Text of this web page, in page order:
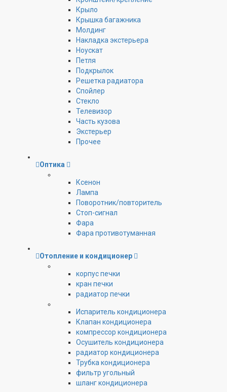
Крыло
Крышка багажника
Молдинг
Накладка экстерьера
Ноускат
Петля
Подкрылок
Решетка радиатора
Спойлер
Стекло
Телевизор
Часть кузова
Экстерьер
Прочее
Оптика
Ксенон
Лампа
Поворотник/повторитель
Стоп-сигнал
Фара
Фара противотуманная
Отопление и кондиционер
корпус печки
кран печки
радиатор печки
Испаритель кондиционера
Клапан кондиционера
компрессор кондиционера
Осушитель кондиционера
радиатор кондиционера
Трубка кондиционера
фильтр угольный
шланг кондиционера